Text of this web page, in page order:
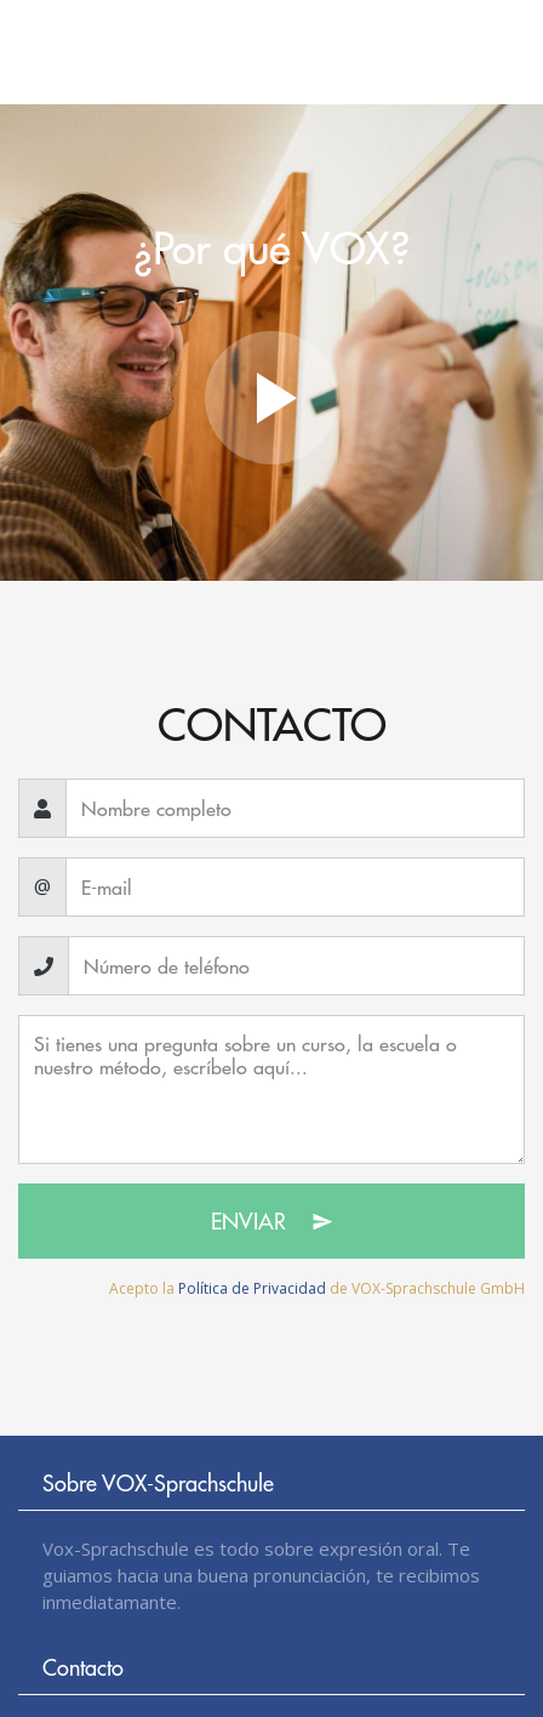
¿Por qué VOX?
CONTACTO
@
ENVIAR
Acepto la Política de Privacidad de VOX-Sprachschule GmbH
Sobre VOX-Sprachschule
Vox-Sprachschule es todo sobre expresión oral. Te
guiamos hacia una buena pronunciación, te recibimos
inmediatamante.
Contacto